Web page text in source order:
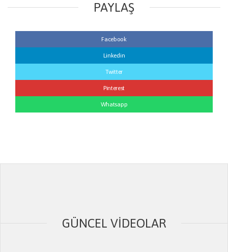
PAYLAŞ
Facebook
Linkedin
Twitter
Pinterest
Whatsapp
GÜNCEL VIDEOLAR